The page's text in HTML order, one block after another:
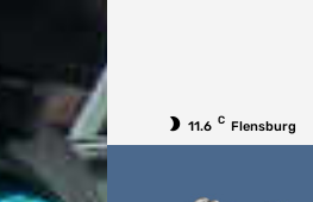
11.6 C Flensburg